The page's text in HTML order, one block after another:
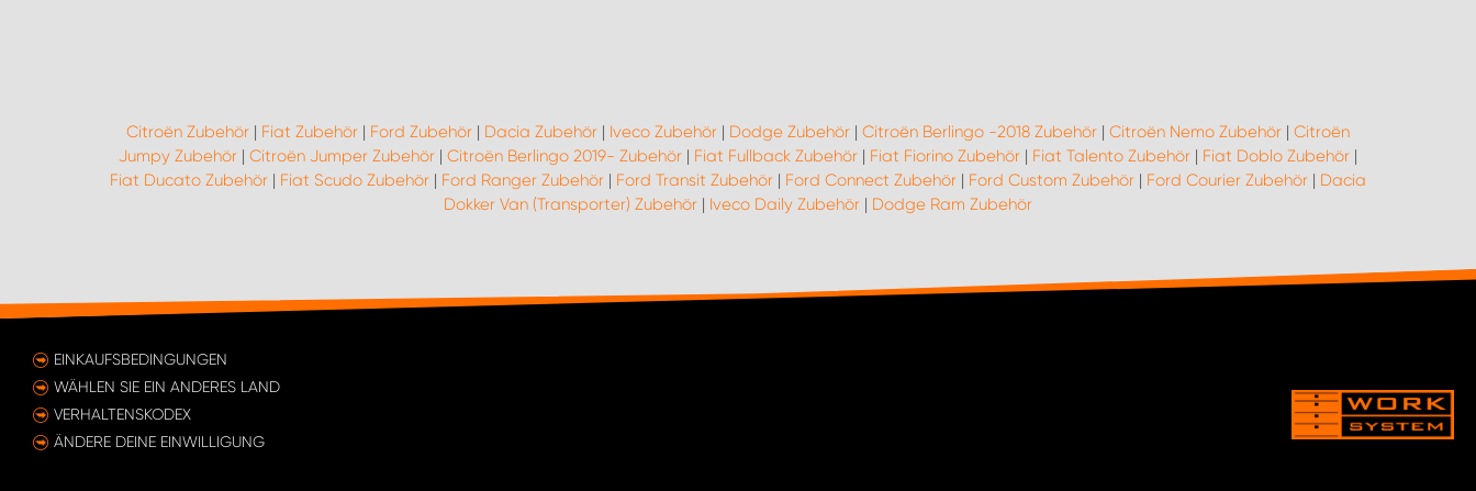
Citroën Zubehör | Fiat Zubehör | Ford Zubehör | Dacia Zubehör | Iveco Zubehör | Dodge Zubehör | Citroën Berlingo -2018 Zubehör | Citroën Nemo Zubehör | Citroën
Jumpy Zubehör | Citroën Jumper Zubehör | Citroën Berlingo 2019- Zubehör | Fiat Fullback Zubehör | Fiat Fiorino Zubehör | Fiat Talento Zubehör | Fiat Doblo Zubehör |
Fiat Ducato Zubehör | Fiat Scudo Zubehör | Ford Ranger Zubehör | Ford Transit Zubehör | Ford Connect Zubehör | Ford Custom Zubehör | Ford Courier Zubehör | Dacia
Dokker Van (Transporter) Zubehör | Iveco Daily Zubehör | Dodge Ram Zubehör
EINKAUFSBEDINGUNGEN
WÄHLEN SIE EIN ANDERES LAND
VERHALTENSKODEX
ÄNDERE DEINE EINWILLIGUNG